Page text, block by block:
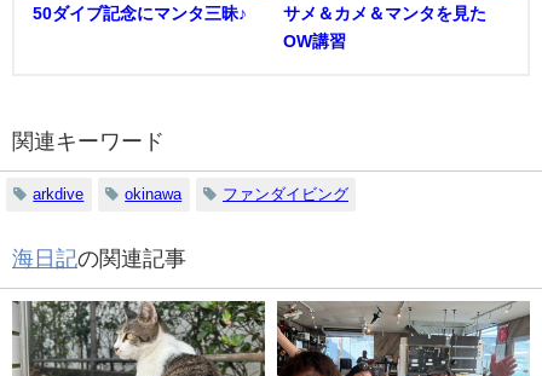
50ダイブ記念にマンタ三昧♪
サメ＆カメ＆マンタを見た
OW講習
関連キーワード
arkdive okinawa ファンダイビング
海日記の関連記事